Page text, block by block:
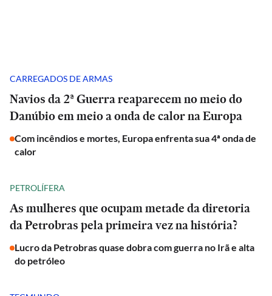
CARREGADOS DE ARMAS
Navios da 2ª Guerra reaparecem no meio do
Danúbio em meio a onda de calor na Europa
Com incêndios e mortes, Europa enfrenta sua 4ª onda de
calor
PETROLÍFERA
As mulheres que ocupam metade da diretoria
da Petrobras pela primeira vez na história?
Lucro da Petrobras quase dobra com guerra no Irã e alta
do petróleo